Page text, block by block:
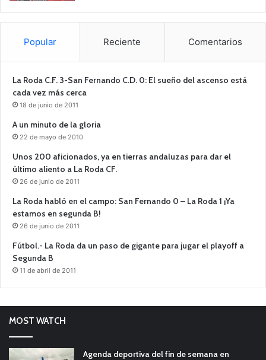
Popular Reciente Comentarios
La Roda C.F. 3-San Fernando C.D. 0: El sueño del ascenso está
cada vez más cerca
18 de junio de 2011
A un minuto de la gloria
22 de mayo de 2010
Unos 200 aficionados, ya en tierras andaluzas para dar el
último aliento a La Roda CF.
26 de junio de 2011
La Roda habló en el campo: San Fernando 0 – La Roda 1 ¡Ya
estamos en segunda B!
26 de junio de 2011
Fútbol.- La Roda da un paso de gigante para jugar el playoff a
Segunda B
11 de abril de 2011
MOST WATCH
Agenda deportiva del fin de semana en